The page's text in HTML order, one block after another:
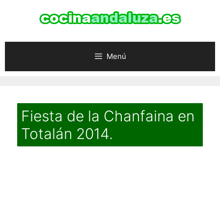
Menú
Fiesta de la Chanfaina en
Totalán 2014.